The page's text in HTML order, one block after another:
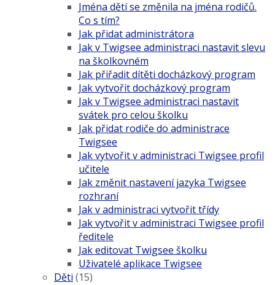
Jména dětí se změnila na jména rodičů.
Co s tím?
Jak přidat administrátora
Jak v Twigsee administraci nastavit slevu
na školkovném
Jak přiřadit dítěti docházkový program
Jak vytvořit docházkový program
Jak v Twigsee administraci nastavit
svátek pro celou školku
Jak přidat rodiče do administrace
Twigsee
Jak vytvořit v administraci Twigsee profil
učitele
Jak změnit nastavení jazyka Twigsee
rozhraní
Jak v administraci vytvořit třídy
Jak vytvořit v administraci Twigsee profil
ředitele
Jak editovat Twigsee školku
Uživatelé aplikace Twigsee
Děti (15)